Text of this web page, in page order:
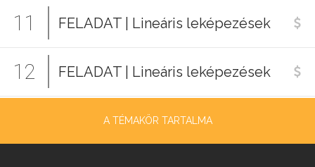
11 FELADAT | Lineáris leképezések
12 FELADAT | Lineáris leképezések
A TÉMAKÖR TARTALMA